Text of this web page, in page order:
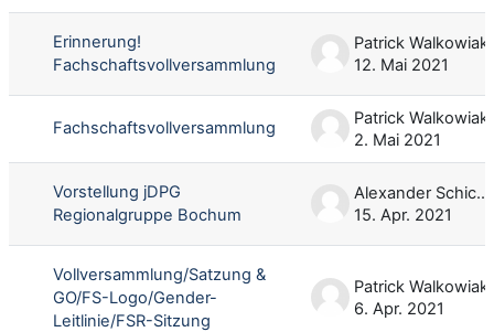
Erinnerung!
Fachschaftsvollversammlung
Patrick Walkowiak
12. Mai 2021
Fachschaftsvollversammlung
Patrick Walkowiak
2. Mai 2021
Vorstellung jDPG
Regionalgruppe Bochum
Alexander Schicke
15. Apr. 2021
Vollversammlung/Satzung &
GO/FS-Logo/Gender-
Leitlinie/FSR-Sitzung
Patrick Walkowiak
6. Apr. 2021